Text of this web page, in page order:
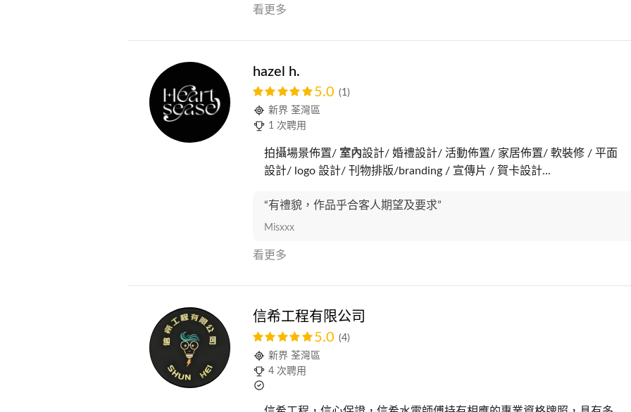
看更多
hazel h.
5.0 (1)
新界 荃灣區
1 次聘用
拍攝場景佈置/ 室內設計/ 婚禮設計/ 活動佈置/ 家居佈置/ 軟裝修 / 平面
設計/ logo 設計/ 刊物排版/branding / 宣傳片 / 賀卡設計...
“有禮貌，作品乎合客人期望及要求”
Misxxx
看更多
信希工程有限公司
5.0 (4)
新界 荃灣區
4 次聘用